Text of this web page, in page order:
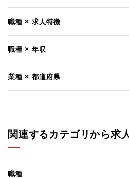
職種 × 求人特徴
職種 × 年収
業種 × 都道府県
関連するカテゴリから求
職種